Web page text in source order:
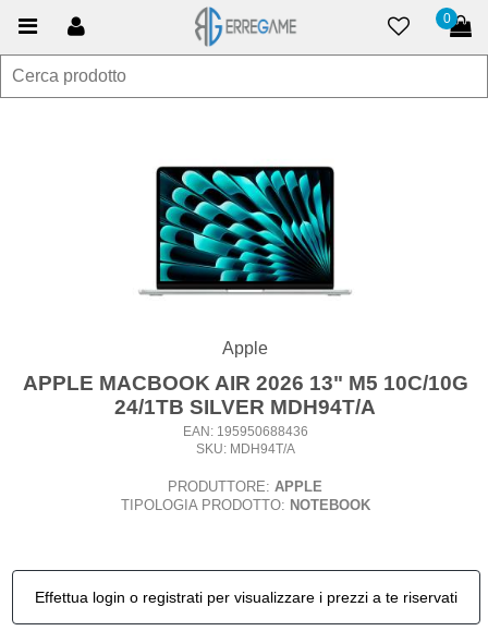
0
Apple
APPLE MACBOOK AIR 2026 13" M5 10C/10G
24/1TB SILVER MDH94T/A
EAN: 195950688436
SKU: MDH94T/A
PRODUTTORE: APPLE
TIPOLOGIA PRODOTTO: NOTEBOOK
Effettua login o registrati per visualizzare i prezzi a te riservati